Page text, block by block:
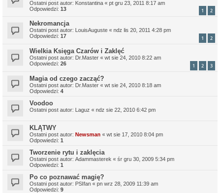
Ostatni post autor: Konstantina « pt gru 23, 2011 8:17 am
Odpowiedzi: 13 1 2
Nekromancja
Ostatni post autor: LouisAuguste « ndz lis 20, 2011 4:28 pm
Odpowiedzi: 17 1 2
Wielkia Księga Czarów i Zaklęć
Ostatni post autor: Dr.Master « wt sie 24, 2010 8:22 am
Odpowiedzi: 26 1 2 3
Magia od czego zacząć?
Ostatni post autor: Dr.Master « wt sie 24, 2010 8:18 am
Odpowiedzi: 4
Voodoo
Ostatni post autor: Laguz « ndz sie 22, 2010 6:42 pm
KLĄTWY
Ostatni post autor: Newsman « wt sie 17, 2010 8:04 pm
Odpowiedzi: 1
Tworzenie rytu i zaklęcia
Ostatni post autor: Adammasterek « śr gru 30, 2009 5:34 pm
Odpowiedzi: 1
Po co poznawać magię?
Ostatni post autor: PSIfan « pn wrz 28, 2009 11:39 am
Odpowiedzi: 9